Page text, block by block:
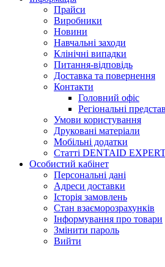
Прайси
Виробники
Новини
Навчальні заходи
Клінічні випадки
Питання-відповідь
Доставка та повернення
Контакти
Головний офіс
Регіональні
Умови користування
Друковані матеріали
Мобільні додатки
Статті DENTAID
Особистий кабінет
Персональні дані
Адреси доставки
Історія замовлень
Стан взаєморозрахунків
Інформування про товари
Змінити пароль
Вийти